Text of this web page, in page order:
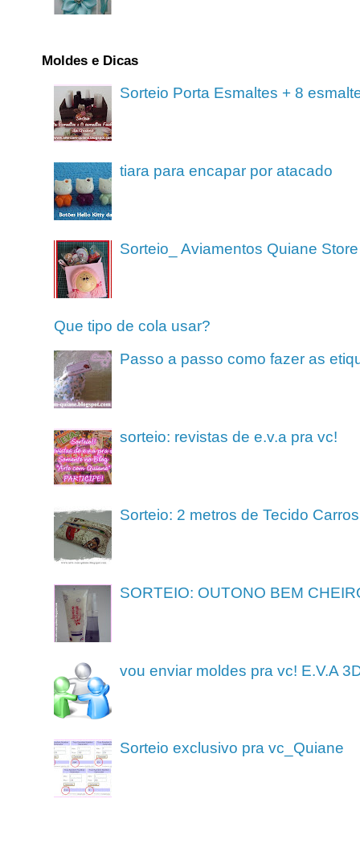
Moldes e Dicas
Sorteio Porta Esmaltes + 8
tiara para encapar por atacado
Sorteio_ Aviamentos Quiane Store
Que tipo de cola usar?
Passo a passo como fazer as
sorteio: revistas de e.v.a pra vc!
Sorteio: 2 metros de Tecido Carros
SORTEIO: OUTONO BEM
vou enviar moldes pra vc! E.V.A
Sorteio exclusivo pra vc_Quiane